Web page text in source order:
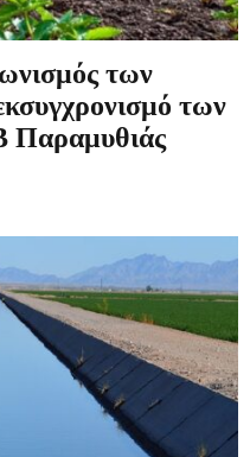
των
των
Παραμυθιάς